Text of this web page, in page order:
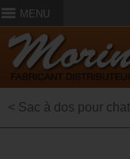
MENU
< Sac à dos pour chat